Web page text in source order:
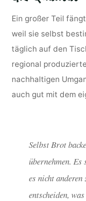
Ein großer Teil
weil sie selbst
täglich auf den
regional
nachhaltigen
auch gut mit dem
Selbst Brot
übernehmen. Es
es nicht
entscheiden,